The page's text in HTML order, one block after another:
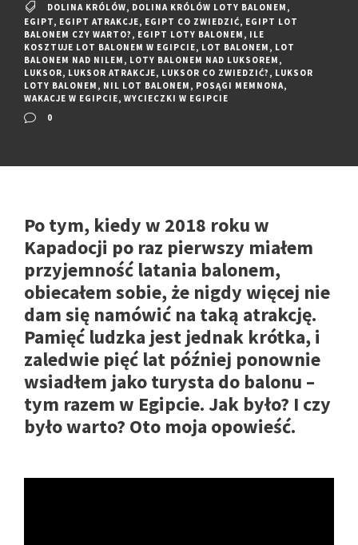
DOLINA KRÓLÓW, DOLINA KRÓLÓW LOTY BALONEM ,
EGIPT, EGIPT ATRAKCJE, EGIPT CO ZWIEDZIĆ, EGIPT LOT
BALONEM CZY WARTO? , EGIPT LOTY BALONEM , ILE
KOSZTUJE LOT BALONEM W EGIPCIE, LOT BALONEM , LOT
BALONEM NAD NILEM , LOTY BALONEM NAD LUKSOREM ,
LUKSOR, LUKSOR ATRAKCJE, LUKSOR CO ZWIEDZIĆ? , LUKSOR
LOTY BALONEM , NIL LOT BALONEM , POSĄGI MEMNONA,
WAKACJE W EGIPCIE, WYCIECZKI W EGIPCIE
0
Po tym, kiedy w 2018 roku w
Kapadocji po raz pierwszy miałem
przyjemność latania balonem,
obiecałem sobie, że nigdy więcej nie
dam się namówić na taką atrakcję.
Pamięć ludzka jest jednak krótka, i
zaledwie pięć lat później ponownie
wsiadłem jako turysta do balonu –
tym razem w Egipcie. Jak było? I czy
było warto? Oto moja opowieść.